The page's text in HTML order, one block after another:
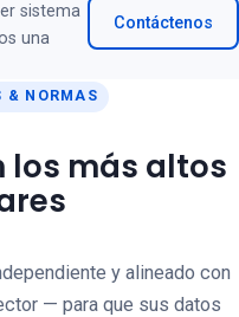
sistema
una
Contáctenos
& NORMAS
los más altos
y alineado con
— para que sus datos